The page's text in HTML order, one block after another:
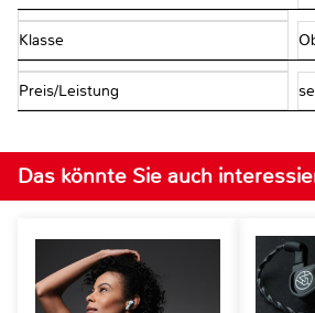
Klasse
Preis/Leistung
Das könnte Sie auch